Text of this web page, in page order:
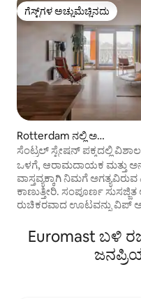
ಗೆಸ್ಟ್‌ಗಳ ಅಚ್ಚುಮೆಚ್ಚಿನದು
ಗೆಸ್ಟ್‌ಗಳ ಅಚ್ಚುಮೆಚ್ಚಿನದು
Rotterdam ನಲ್ಲಿ ಅ
ಪಾರ್ಟ್‌ಮಂಟ್
ಸೆಂಟ್ರಲ್ ಸ್ಟೇಷನ್ ಪಕ್ಕದಲ್ಲಿ
ಅಪಾರ್ಟ್‌ಮೆಂಟ್
ಒಳಗೆ, ಆರಾಮದಾಯಕ ಮತ್ತು
ವಾಸ್ತವ್ಯಕ್ಕಾಗಿ ನಿಮಗೆ ಅಗತ್ಯವಿರುವ
ಕಾಣುತ್ತೀರಿ. ಸಂಪೂರ್ಣ
ರುಚಿಕರವಾದ ಊಟವನ್ನು ವಿಪ್
ಅಥವಾ ವಿಶಾಲವಾದ
ಬಾತ್‌ಟಬ್‌ನಲ್ಲಿ ವಿಶ್ರಾಂತಿ ಪಡೆಯಿರಿ.
ಎರಡು ಬೆಡ್‌ರೂಮ್‌ಗಳನ್ನು
ವಿಶ್ರಾಂತಿ ಪಡೆಯಲು ಮತ್ತು
Euromast ಬಳಿ